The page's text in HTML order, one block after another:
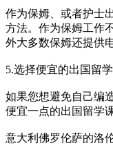
作为保姆、或者护士
方法。作为保姆工作
外大多数保姆还提供
5.选择便宜的出国留
如果您想避免自己编
便宜一点的出国留学
意大利佛罗伦萨的洛